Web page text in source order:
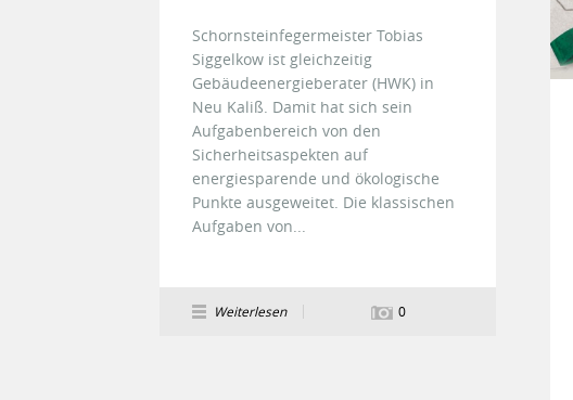
Schornsteinfegermeister Tobias
Siggelkow ist gleichzeitig
Gebäudeenergieberater (HWK) in
Neu Kaliß. Damit hat sich sein
Aufgabenbereich von den
Sicherheitsaspekten auf
energiesparende und ökologische
Punkte ausgeweitet. Die klassischen
Aufgaben von...
Weiterlesen 0